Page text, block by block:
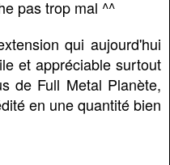
pas trop mal ^^
qui aujourd'hui
et appréciable surtout
de Full Metal Planète,
en une quantité bien